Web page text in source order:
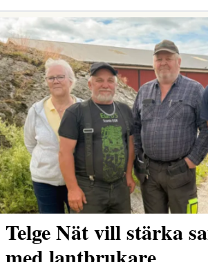
Telge Nät vill stärka